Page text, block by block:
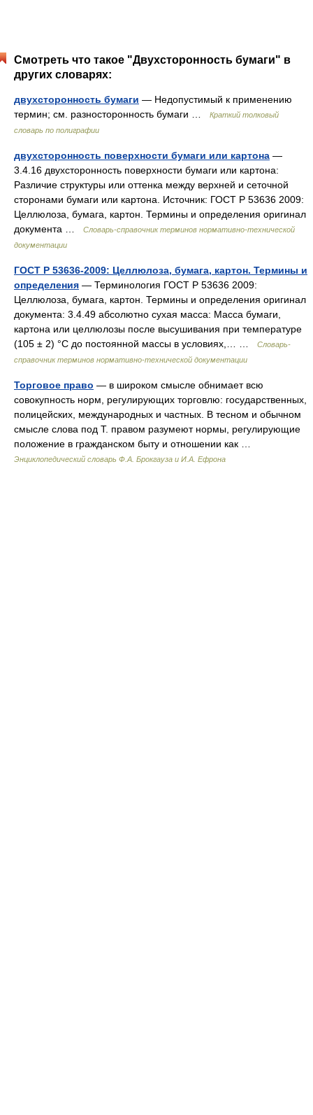
Смотреть что такое "Двухсторонность бумаги" в
других словарях:
двухсторонность бумаги — Недопустимый к применению
термин; см. разносторонность бумаги …
Краткий толковый
словарь по полиграфии
двухсторонность поверхности бумаги или картона —
3.4.16 двухсторонность поверхности бумаги или картона:
Различие структуры или оттенка между верхней и сеточной
сторонами бумаги или картона. Источник: ГОСТ Р 53636 2009:
Целлюлоза, бумага, картон. Термины и определения оригинал
документа …
Словарь-справочник терминов нормативно-технической
документации
ГОСТ Р 53636-2009: Целлюлоза, бумага, картон. Термины и
определения — Терминология ГОСТ Р 53636 2009:
Целлюлоза, бумага, картон. Термины и определения оригинал
документа: 3.4.49 абсолютно сухая масса: Масса бумаги,
картона или целлюлозы после высушивания при температуре
(105 ± 2) °С до постоянной массы в условиях,… …
Словарь-
справочник терминов нормативно-технической документации
Торговое право — в широком смысле обнимает всю
совокупность норм, регулирующих торговлю: государственных,
полицейских, международных и частных. В тесном и обычном
смысле слова под Т. правом разумеют нормы, регулирующие
положение в гражданском быту и отношении как …
Энциклопедический словарь Ф.А. Брокгауза и И.А. Ефрона